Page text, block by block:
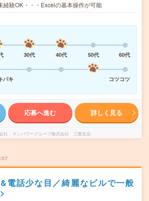
経験OK・・・Excelの基本操作が可能
30代 40代 50代
60代
パキ
コツコツ
応募へ進む 詳しく見る
社 マンパワーグループ株式会社 三重支店
07
電話少な目／綺麗なビルで一般